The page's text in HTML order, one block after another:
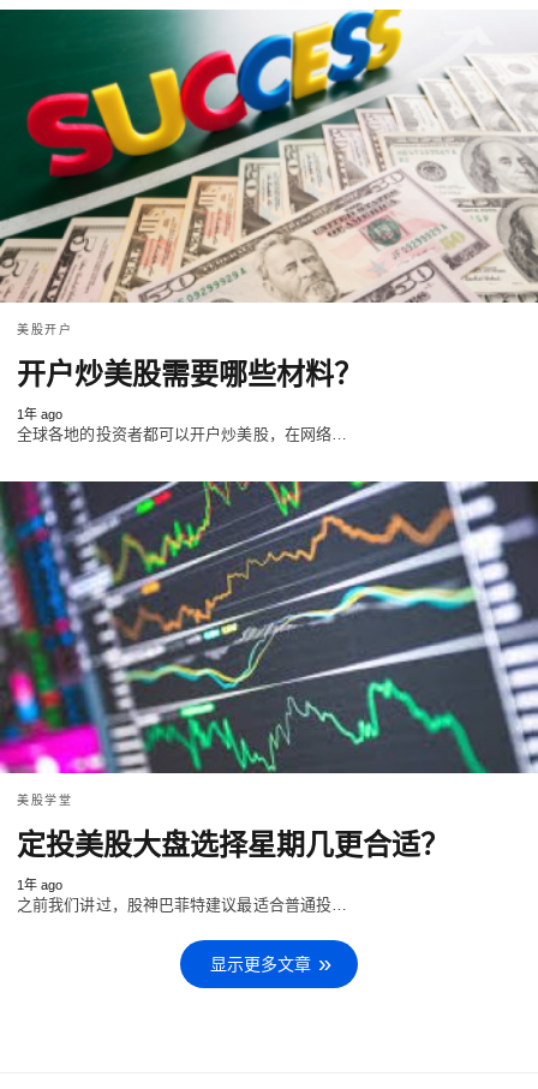
美股开户
开户炒美股需要哪些材料？
1年 ago
全球各地的投资者都可以开户炒美股，在网络…
美股学堂
定投美股大盘选择星期几更合适？
1年 ago
之前我们讲过，股神巴菲特建议最适合普通投…
显示更多文章